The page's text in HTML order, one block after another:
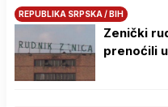
REPUBLIKA SRPSKA / BIH
Zenički
prenoćili